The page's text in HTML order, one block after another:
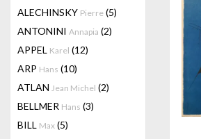
ALECHINSKY Pierre (5)
ANTONINI Annapia (2)
APPEL Karel (12)
ARP Hans (10)
ATLAN Jean Michel (2)
BELLMER Hans (3)
BILL Max (5)